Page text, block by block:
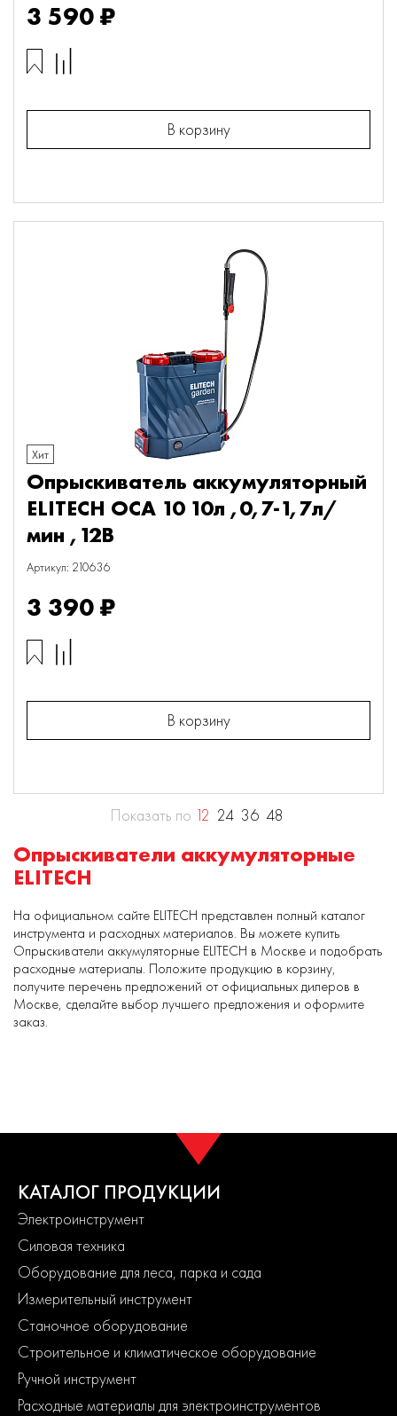
3 590 ₽
В корзину
Хит
Опрыскиватель аккумуляторный
ELITECH ОСА 10 10л ,0,7-1,7л/
мин ,12В
Артикул: 210636
3 390 ₽
В корзину
Показать по 12 24 36 48
Опрыскиватели аккумуляторные
ELITECH
На официальном сайте ELITECH представлен полный каталог
инструмента и расходных материалов. Вы можете купить
Опрыскиватели аккумуляторные ELITECH в Москве и подобрать
расходные материалы. Положите продукцию в корзину,
получите перечень предложений от официальных дилеров в
Москве, сделайте выбор лучшего предложения и оформите
заказ.
КАТАЛОГ ПРОДУКЦИИ
Электроинструмент
Силовая техника
Оборудование для леса, парка и сада
Измерительный инструмент
Станочное оборудование
Строительное и климатическое оборудование
Ручной инструмент
Расходные материалы для электроинструментов